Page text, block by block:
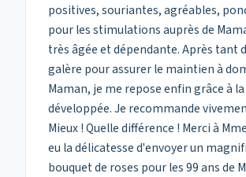
positives, souriantes, agréables,
pour les stimulations auprès de
très âgée et dépendante. Après tant
galère pour assurer le maintien à
Maman, je me repose enfin grâce à
développée. Je recommande
Mieux ! Quelle différence ! Merci à
eu la délicatesse d'envoyer un
bouquet de roses pour les 99 ans de